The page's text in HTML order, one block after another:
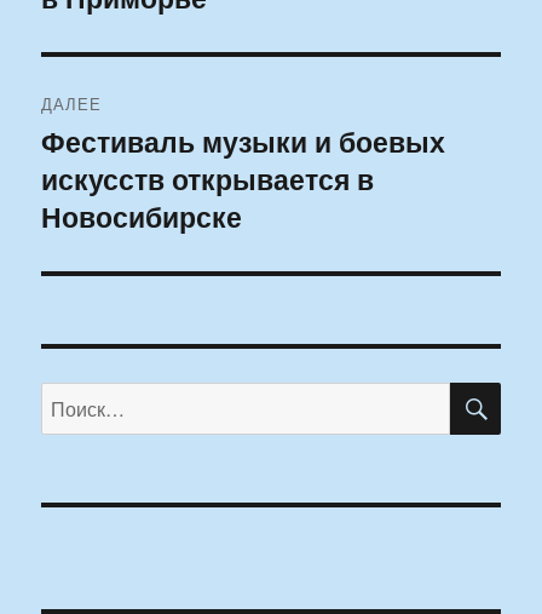
ДАЛЕЕ
Следующая
запись:
Фестиваль музыки и боевых
искусств открывается в
Новосибирске
Искать: